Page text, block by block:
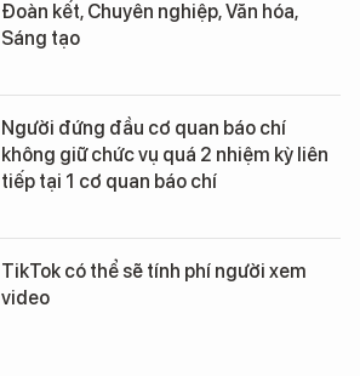
Đoàn kết, Chuyên nghiệp, Văn hóa,
Sáng tạo
Người đứng đầu cơ quan báo chí
không giữ chức vụ quá 2 nhiệm kỳ liên
tiếp tại 1 cơ quan báo chí
TikTok có thể sẽ tính phí người xem
video